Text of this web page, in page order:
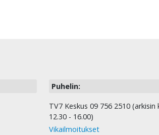
Puhelin:
TV7 Keskus 09 756 2510 (arkisin
12.30 - 16.00)
Vikailmoitukset